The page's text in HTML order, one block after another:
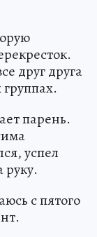
друг друга
парень.
успел
руку.
с пятого